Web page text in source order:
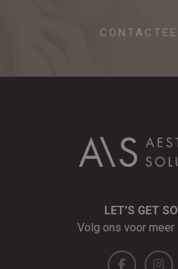
LET’S GET
Volg ons voor meer